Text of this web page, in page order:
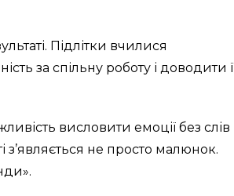
Підлітки вчилися
за спільну роботу і доводити
висловити емоції без слів
з’являється не просто малюнок.